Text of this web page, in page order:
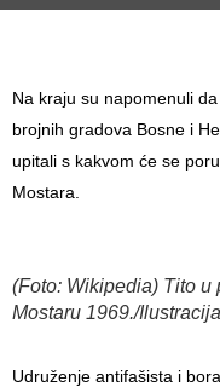
Na kraju su napomenuli
brojnih gradova Bosne i
upitali s kakvom će se
Mostara.
(Foto: Wikipedia) Tito u
Mostaru 1969./Ilustracija
Udruženje antifašista i